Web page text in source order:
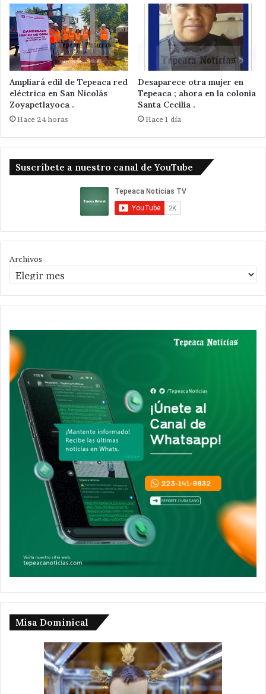
Ampliará edil de Tepeaca red
eléctrica en San Nicolás
Zoyapetlayoca .
Hace 24 horas
Desaparece otra mujer en
Tepeaca ; ahora en la colonia
Santa Cecilia .
Hace 1 día
Suscribete a nuestro canal de YouTube
Archivos
Misa Dominical